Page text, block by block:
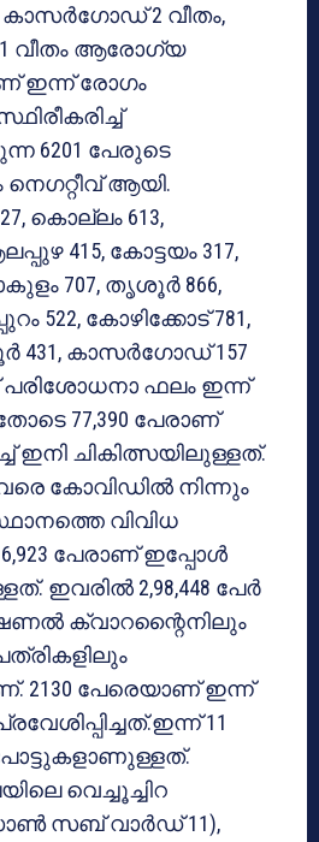
കാസര്‍ഗോഡ് 2 വീതം,
1 വീതം ആരോഗ്യ
ഇന്ന് രോഗം
6201 പേരുടെ
ആയി.
കൊല്ലം 613,
415, കോട്ടയം 317,
707, തൃശൂര്‍ 866,
522, കോഴിക്കോട് 781,
431, കാസര്‍ഗോഡ് 157
ഫലം ഇന്ന്
77,390 പേരാണ്
ഇനി ചികിത്സയിലുള്ളത്.
കോവിഡില്‍ നിന്നും
വിവിധ
പേരാണ് ഇപ്പോള്‍
ഇവരില്‍ 2,98,448 പേര്‍
ക്വാറന്റൈനിലും
2130 പേരെയാണ് ഇന്ന്
11
വെച്ചൂച്ചിറ
സബ് വാര്‍ഡ് 11),